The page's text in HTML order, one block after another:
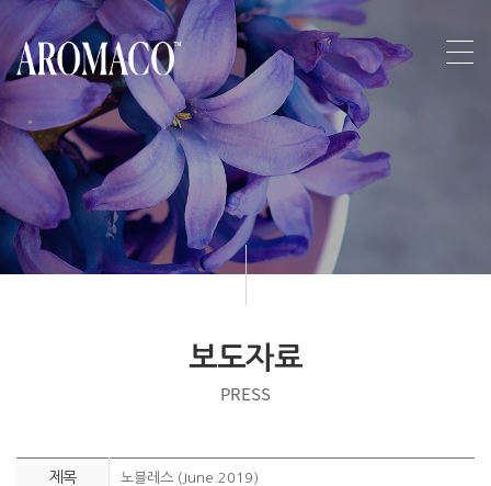
보도자료
PRESS
제목 노블레스 (June.2019)